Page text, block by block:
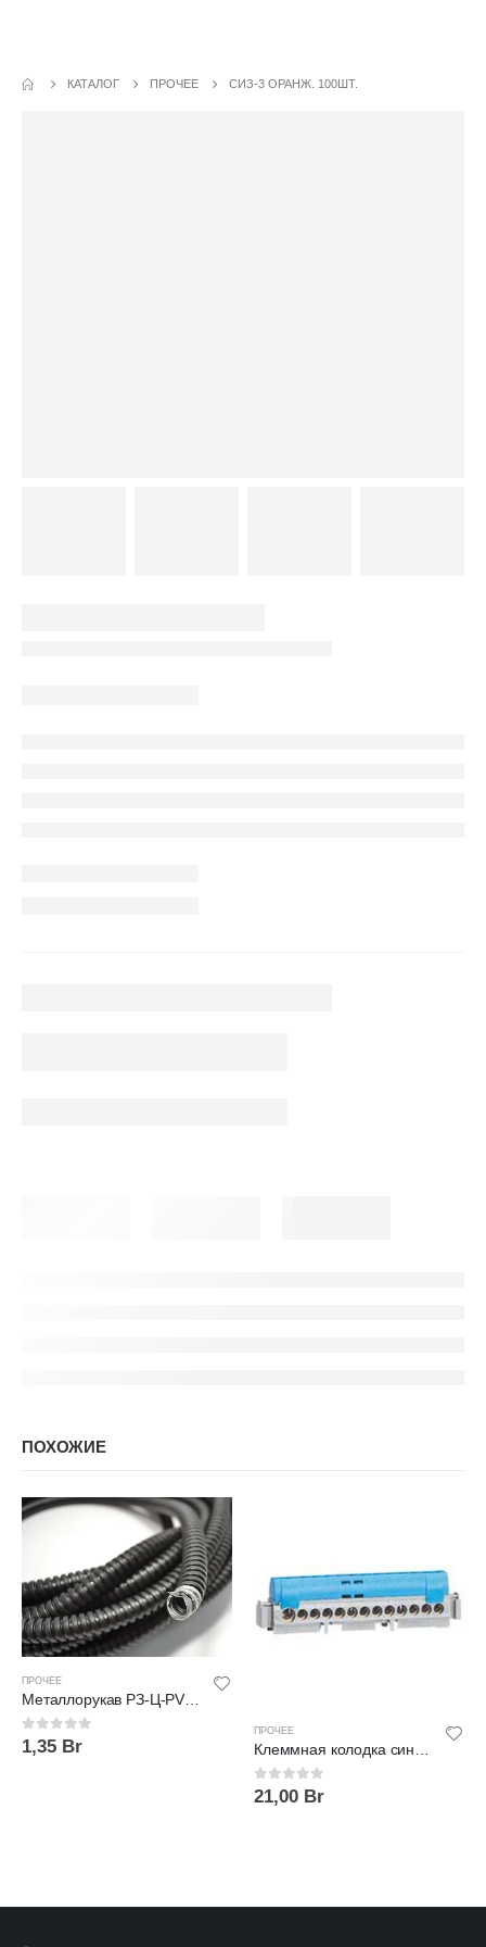
КАТАЛОГ ПРОЧЕЕ СИЗ-3 ОРАНЖ. 100ШТ.
ПОХОЖИЕ
ПРОЧЕЕ
0 out of 5
1,35 Br
ПРОЧЕЕ
Клеммная колодка синяя 12х16 мм² + 1х25 мм² Legrand 04844
0out of 5
21,00 Br